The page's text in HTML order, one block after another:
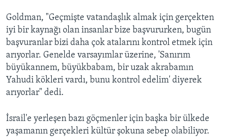
Goldman, "Geçmişte vatandaşlık almak için gerçekten
iyi bir kaynağı olan insanlar bize başvururken, bugün
başvuranlar bizi daha çok atalarını kontrol etmek için
arıyorlar. Genelde varsayımlar üzerine, 'Sanırım
büyükannem, büyükbabam, bir uzak akrabamın
Yahudi kökleri vardı, bunu kontrol edelim' diyerek
arıyorlar" dedi.
İsrail'e yerleşen bazı göçmenler için başka bir ülkede
yaşamanın gerçekleri kültür şokuna sebep olabiliyor.